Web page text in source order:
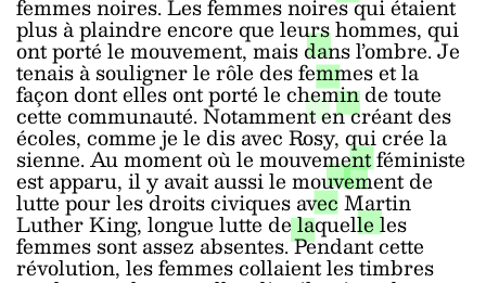
femmes noires. Les femmes noires qui étaient
plus à plaindre encore que leurs hommes, qui
ont porté le mouvement, mais dans l’ombre. Je
tenais à souligner le rôle des femmes et la
façon dont elles ont porté le chemin de toute
cette communauté. Notamment en créant des
écoles, comme je le dis avec Rosy, qui crée la
sienne. Au moment où le mouvement féministe
est apparu, il y avait aussi le mouvement de
lutte pour les droits civiques avec Martin
Luther King, longue lutte de laquelle les
femmes sont assez absentes. Pendant cette
révolution, les femmes collaient les timbres